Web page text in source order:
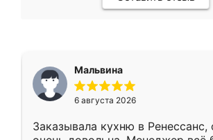
Мальвина
6 августа 2026
Заказывала кухню в Ренессанс,